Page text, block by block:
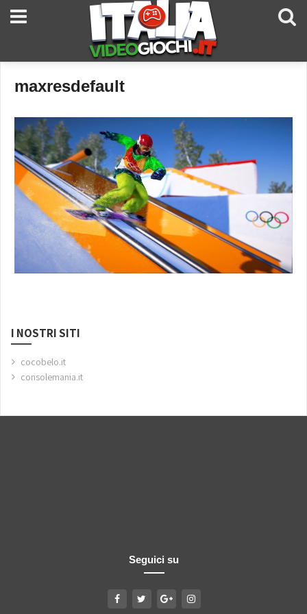
maxresdefault
I NOSTRI SITI
cocobelo.it
consolemania.it
Seguici su